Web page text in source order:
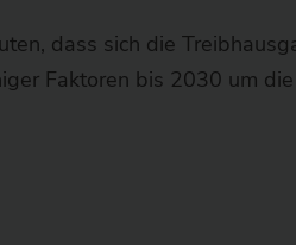
dass sich die
Faktoren bis 2030 um